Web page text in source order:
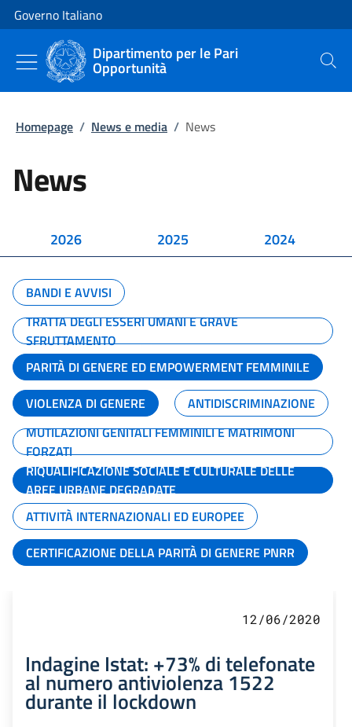
Vai al contenuto
Vai alla navigazione del sito
Governo Italiano
Dipartimento per le Pari
Opportunità Cerca
Homepage / News e media / News
News
2026 2025 2024
BANDI E AVVISI
TRATTA DEGLI ESSERI UMANI E GRAVE
SFRUTTAMENTO
PARITÀ DI GENERE ED EMPOWERMENT FEMMINILE
VIOLENZA DI GENERE
ANTIDISCRIMINAZIONE
MUTILAZIONI GENITALI FEMMINILI E MATRIMONI
FORZATI
RIQUALIFICAZIONE SOCIALE E CULTURALE DELLE
AREE URBANE DEGRADATE
ATTIVITÀ INTERNAZIONALI ED EUROPEE
CERTIFICAZIONE DELLA PARITÀ DI GENERE PNRR
12/06/2020
Indagine Istat: +73% di telefonate
al numero antiviolenza 1522
durante il lockdown